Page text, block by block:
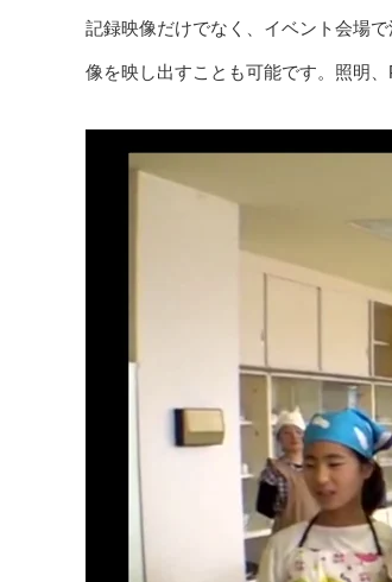
記録映像だけでなく、イベント会場
像を映し出すことも可能です。照明